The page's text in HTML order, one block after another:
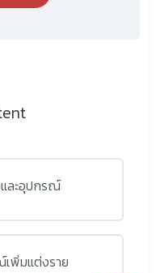
และอุปกรณ์
พิ่มแต่งราย